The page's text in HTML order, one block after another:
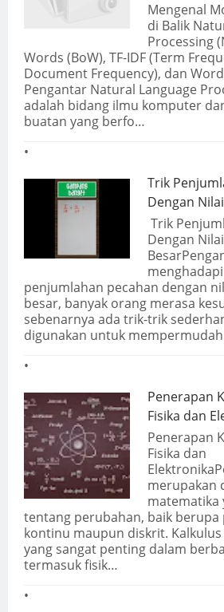
Mengenal
di Balik
Processing
Words (BoW), TF-IDF (Term
Document Frequency), dan
Pengantar Natural Language
adalah bidang ilmu komputer
buatan yang berfo…
Trik
Dengan
Trik
Dengan
penjumlahan pecahan dengan
besar, banyak orang merasa
sebenarnya ada trik-trik
digunakan untuk
Penerapan
Fisika dan
Penerapan
Fisika dan
merupakan
matematika
tentang perubahan, baik berupa
kontinu maupun diskrit.
yang sangat penting dalam
termasuk fisik…